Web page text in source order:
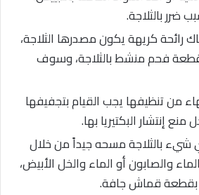
ضرر بالثلاجة.
رائحة كريهة يكون مصدرها الثلاجة،
فحم منشط بالثلاجة، وسوف
من تنظيفها يجب القيام بتجفيفها
إنتشار البكتيريا بها.
بالثلاجة مسحه جيداً من خلال
والصابون أو الماء والخل الأبيض،
بقطعة قماش جافة.